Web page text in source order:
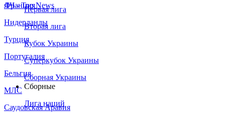
Франция
Нидерланды
Турция
Португалия
Бельгия
МЛС
Саудовская Аравия
ЛЧ - Top News
Первая лига
Вторая лига
Кубок Украины
Суперкубок Украины
Сборная Украины
Сборные
Лига наций